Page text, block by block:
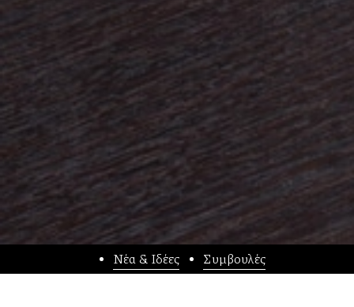
Νέα & Ιδέες Συμβουλές